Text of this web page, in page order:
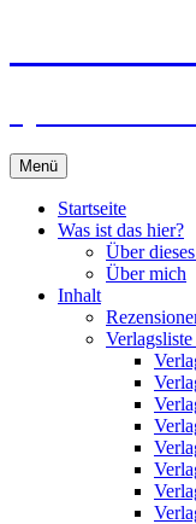
Menü
Startseite
Was ist das hier?
Über
Über mich
Inhalt